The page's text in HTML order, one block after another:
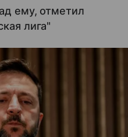
ему, отметил
лига"